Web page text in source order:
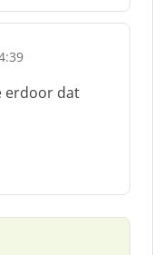
erdoor dat